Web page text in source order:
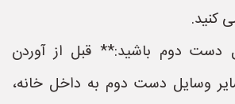
کنید.
دوم باشید:** قبل از آوردن
وسایل دست دوم به داخل خانه،